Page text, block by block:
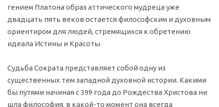
гением Платона образ аттического мудреца уже
двадцать пять веков остается философским и духовным
ориентиром для людей, стремящихся к обретению
идеала Истины и Красоты.
Судьба Сократа представляет собой одну из
существенных тем западной духовной истории. Какими
бы путями начиная с 399 года до Рождества Христова ни
шла философия, в какой-то момент она всегда